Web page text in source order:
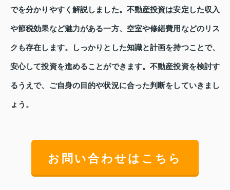
でを分かりやすく解説しました。不動産投資は安定した収入
や節税効果など魅力がある一方、空室や修繕費用などのリス
クも存在します。しっかりとした知識と計画を持つことで、
安心して投資を進めることができます。不動産投資を検討す
るうえで、ご自身の目的や状況に合った判断をしていきまし
ょう。
お問い合わせはこちら